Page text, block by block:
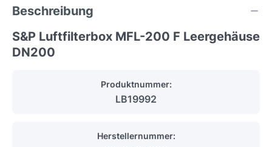
Beschreibung
S&P Luftfilterbox MFL-200 F Leergehäuse
DN200
Produktnummer:
LB19992
Herstellernummer: